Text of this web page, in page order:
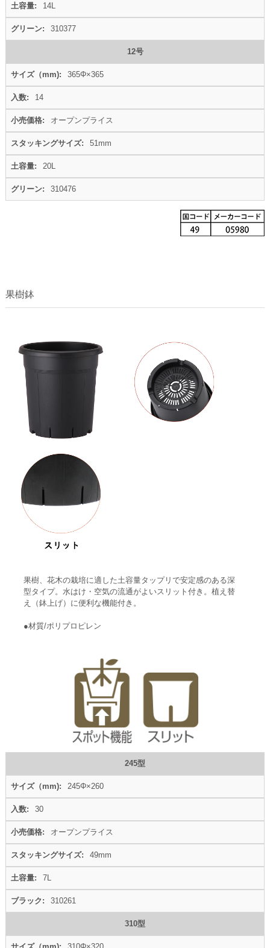
14L
310377
12号
365Φ×365
14
オープンプライス
51mm
20L
310476
果樹鉢
果樹、花木の栽培に適した土容量タップリで安定感のある深
型タイプ。水はけ・空気の流通がよいスリット付き。植え替
え（鉢上げ）に便利な機能付き。
●材質/ポリプロピレン
245型
245Φ×260
30
オープンプライス
49mm
7L
310261
310型